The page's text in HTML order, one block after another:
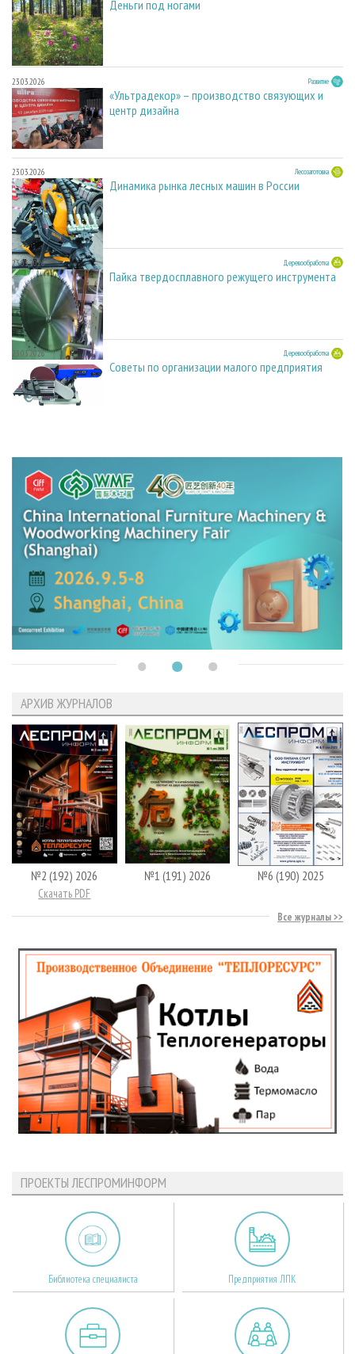
Деньги под ногами
23.03.2026 Развитие
«Ультрадекор» – производство связующих и
центр дизайна
23.03.2026 Лесозаготовка
Динамика рынка лесных машин в России
23.03.2026 Деревообработка
Пайка твердосплавного режущего инструмента
23.03.2026 Деревообработка
Советы по организации малого предприятия
АРХИВ ЖУРНАЛОВ
№2 (192) 2026
Скачать PDF
№1 (191) 2026 №6 (190) 2025
Все журналы
ПРОЕКТЫ ЛЕСПРОМИНФОРМ
Библиотека специалиста Предприятия ЛПК